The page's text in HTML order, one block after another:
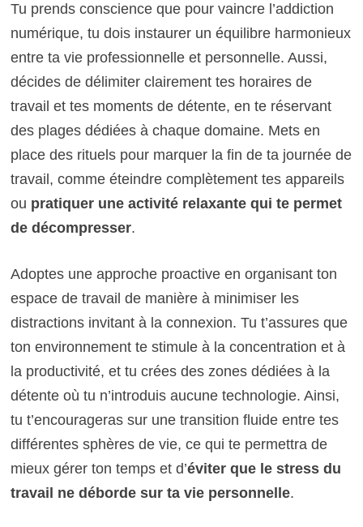
Tu prends conscience que pour vaincre l’addiction
numérique, tu dois instaurer un équilibre harmonieux
entre ta vie professionnelle et personnelle. Aussi,
décides de délimiter clairement tes horaires de
travail et tes moments de détente, en te réservant
des plages dédiées à chaque domaine. Mets en
place des rituels pour marquer la fin de ta journée de
travail, comme éteindre complètement tes appareils
ou pratiquer une activité relaxante qui te permet
de décompresser.
Adoptes une approche proactive en organisant ton
espace de travail de manière à minimiser les
distractions invitant à la connexion. Tu t’assures que
ton environnement te stimule à la concentration et à
la productivité, et tu crées des zones dédiées à la
détente où tu n’introduis aucune technologie. Ainsi,
tu t’encourageras sur une transition fluide entre tes
différentes sphères de vie, ce qui te permettra de
mieux gérer ton temps et d’éviter que le stress du
travail ne déborde sur ta vie personnelle.